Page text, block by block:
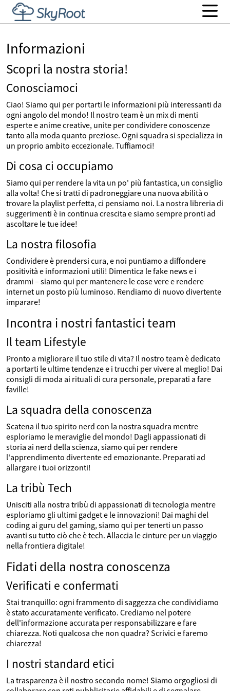
Informazioni
Scopri la nostra storia!
Conosciamoci
Ciao! Siamo qui per portarti le informazioni più interessanti da
ogni angolo del mondo! Il nostro team è un mix di menti
esperte e anime creative, unite per condividere conoscenze
tanto alla moda quanto preziose. Ogni squadra si specializza in
un proprio ambito eccezionale. Tuffiamoci!
Di cosa ci occupiamo
Siamo qui per rendere la vita un po' più fantastica, un consiglio
alla volta! Che si tratti di padroneggiare una nuova abilità o
trovare la playlist perfetta, ci pensiamo noi. La nostra libreria di
suggerimenti è in continua crescita e siamo sempre pronti ad
ascoltare le tue idee!
La nostra filosofia
Condividere è prendersi cura, e noi puntiamo a diffondere
positività e informazioni utili! Dimentica le fake news e i
drammi – siamo qui per mantenere le cose vere e rendere
internet un posto più luminoso. Rendiamo di nuovo divertente
imparare!
Incontra i nostri fantastici team
Il team Lifestyle
Pronto a migliorare il tuo stile di vita? Il nostro team è dedicato
a portarti le ultime tendenze e i trucchi per vivere al meglio! Dai
consigli di moda ai rituali di cura personale, preparati a fare
faville!
La squadra della conoscenza
Scatena il tuo spirito nerd con la nostra squadra mentre
esploriamo le meraviglie del mondo! Dagli appassionati di
storia ai nerd della scienza, siamo qui per rendere
l'apprendimento divertente ed emozionante. Preparati ad
allargare i tuoi orizzonti!
La tribù Tech
Unisciti alla nostra tribù di appassionati di tecnologia mentre
esploriamo gli ultimi gadget e le innovazioni! Dai maghi del
coding ai guru del gaming, siamo qui per tenerti un passo
avanti su tutto ciò che è tech. Allaccia le cinture per un viaggio
nella frontiera digitale!
Fidati della nostra conoscenza
Verificati e confermati
Stai tranquillo: ogni frammento di saggezza che condividiamo
è stato accuratamente verificato. Crediamo nel potere
dell'informazione accurata per responsabilizzare e fare
chiarezza. Noti qualcosa che non quadra? Scrivici e faremo
chiarezza!
I nostri standard etici
La trasparenza è il nostro secondo nome! Siamo orgogliosi di